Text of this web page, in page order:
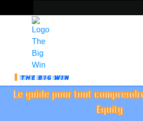
THE BIG WIN
Le guide pour tout
Equity